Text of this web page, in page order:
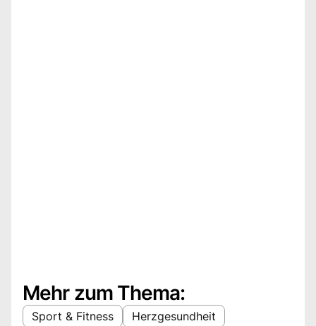
Mehr zum Thema:
Sport & Fitness
Herzgesundheit